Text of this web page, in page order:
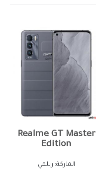
Realme GT Master
Edition
الماركة: ريلمي